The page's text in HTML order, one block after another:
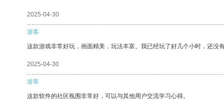
2025-04-30
游客
这款游戏非常好玩，画面精美，玩法丰富。我已经玩了好几个小时，还没
2025-04-30
游客
这款软件的社区氛围非常好，可以与其他用户交流学习心得。